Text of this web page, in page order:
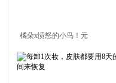
橘朵x愤怒的小鸟！元
气烂番茄镜面唇釉